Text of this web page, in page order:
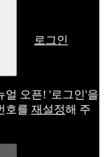
얼 오픈! '로그인'을
호를 재설정해 주
로그인